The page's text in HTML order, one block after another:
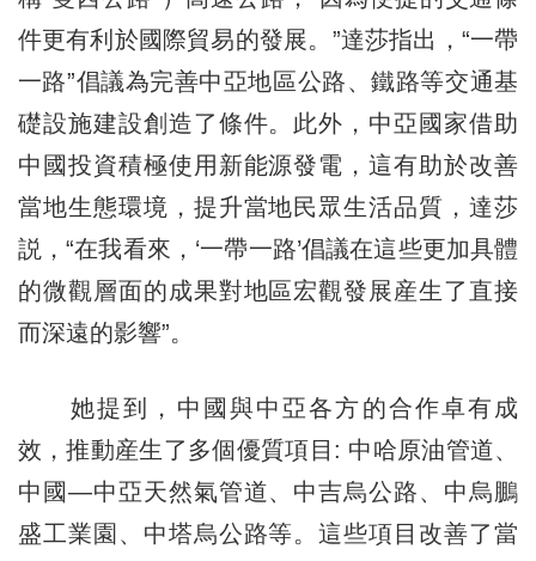
件更有利於國際貿易的發展。”達莎指出，“一帶
一路”倡議為完善中亞地區公路、鐵路等交通基
礎設施建設創造了條件。此外，中亞國家借助
中國投資積極使用新能源發電，這有助於改善
當地生態環境，提升當地民眾生活品質，達莎
説，“在我看來，‘一帶一路’倡議在這些更加具體
的微觀層面的成果對地區宏觀發展産生了直接
而深遠的影響”。
她提到，中國與中亞各方的合作卓有成
效，推動産生了多個優質項目: 中哈原油管道、
中國—中亞天然氣管道、中吉烏公路、中烏鵬
盛工業園、中塔烏公路等。這些項目改善了當